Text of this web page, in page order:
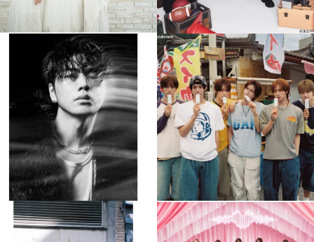
musicjapantv
💡8月特番放送決定！
...
8月 4
305 0
musicjapantv
💡8月特番放送決定！
...
8月 4
5 0
musicjapantv
💡8月特番放送決定！
musicjapantv
💡8月特番放送決定！
...